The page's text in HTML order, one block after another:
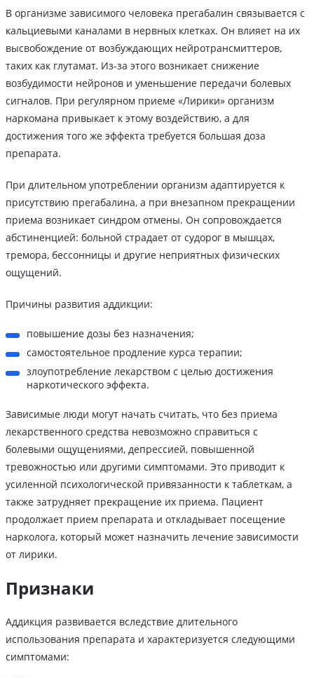
В организме зависимого человека прегабалин связывается с
кальциевыми каналами в нервных клетках. Он влияет на их
высвобождение от возбуждающих нейротрансмиттеров,
таких как глутамат. Из-за этого возникает снижение
возбудимости нейронов и уменьшение передачи болевых
сигналов. При регулярном приеме «Лирики» организм
наркомана привыкает к этому воздействию, а для
достижения того же эффекта требуется большая доза
препарата.
При длительном употреблении организм адаптируется к
присутствию прегабалина, а при внезапном прекращении
приема возникает синдром отмены. Он сопровождается
абстиненцией: больной страдает от судорог в мышцах,
тремора, бессонницы и другие неприятных физических
ощущений.
Причины развития аддикции:
повышение дозы без назначения;
самостоятельное продление курса терапии;
злоупотребление лекарством с целью достижения
наркотического эффекта.
Зависимые люди могут начать считать, что без приема
лекарственного средства невозможно справиться с
болевыми ощущениями, депрессией, повышенной
тревожностью или другими симптомами. Это приводит к
усиленной психологической привязанности к таблеткам, а
также затрудняет прекращение их приема. Пациент
продолжает прием препарата и откладывает посещение
нарколога, который может назначить лечение зависимости
от лирики.
Признаки
Аддикция развивается вследствие длительного
использования препарата и характеризуется следующими
симптомами: